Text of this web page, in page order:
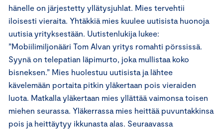
hänelle on järjestetty yllätysjuhlat. Mies tervehtii
iloisesti vieraita. Yhtäkkiä mies kuulee uutisista huonoja
uutisia yrityksestään. Uutistenlukija lukee:
”Mobiilimiljonääri Tom Alvan yritys romahti pörssissä.
Syynä on telepatian läpimurto, joka mullistaa koko
bisneksen.” Mies huolestuu uutisista ja lähtee
kävelemään portaita pitkin yläkertaan pois vieraiden
luota. Matkalla yläkertaan mies yllättää vaimonsa toisen
miehen seurassa. Yläkerrassa mies heittää puvuntakkinsa
pois ja heittäytyy ikkunasta alas. Seuraavassa